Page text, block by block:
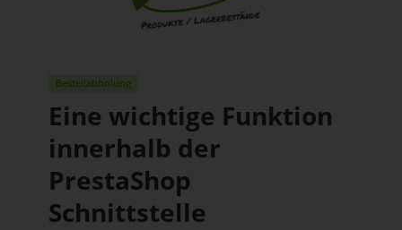
Bestellabholung
Eine wichtige Funktion
innerhalb der
PrestaShop
Schnittstelle